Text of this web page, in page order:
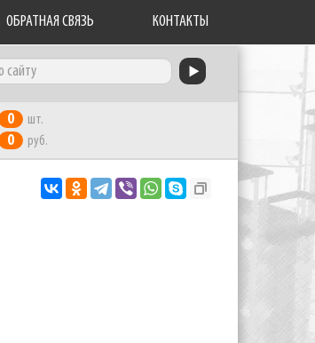
ОБРАТНАЯ СВЯЗЬ КОНТАКТЫ
0 шт.
0 руб.